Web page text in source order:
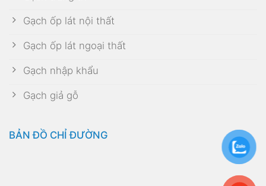
Gạch ốp lát nội thất
Gạch ốp lát ngoại thất
Gạch nhập khẩu
Gạch giả gỗ
BẢN ĐỒ CHỈ ĐƯỜNG